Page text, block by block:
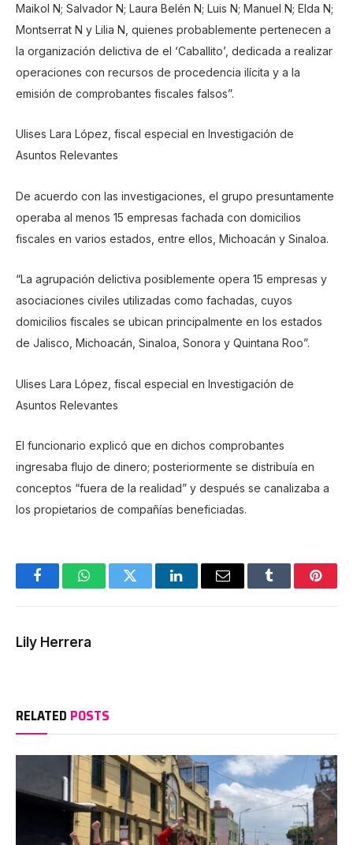
Maikol N; Salvador N; Laura Belén N; Luis N; Manuel N; Elda N;
Montserrat N y Lilia N, quienes probablemente pertenecen a
la organización delictiva de el ‘Caballito’, dedicada a realizar
operaciones con recursos de procedencia ilícita y a la
emisión de comprobantes fiscales falsos”.
Ulises Lara López, fiscal especial en Investigación de
Asuntos Relevantes
De acuerdo con las investigaciones, el grupo presuntamente
operaba al menos 15 empresas fachada con domicilios
fiscales en varios estados, entre ellos, Michoacán y Sinaloa.
“La agrupación delictiva posiblemente opera 15 empresas y
asociaciones civiles utilizadas como fachadas, cuyos
domicilios fiscales se ubican principalmente en los estados
de Jalisco, Michoacán, Sinaloa, Sonora y Quintana Roo”.
Ulises Lara López, fiscal especial en Investigación de
Asuntos Relevantes
El funcionario explicó que en dichos comprobantes
ingresaba flujo de dinero; posteriormente se distribuía en
conceptos “fuera de la realidad” y después se canalizaba a
los propietarios de compañías beneficiadas.
FacebookWhatsAppTwitter LinkedInEmail Tumblr
Lily Herrera
RELATED POSTS